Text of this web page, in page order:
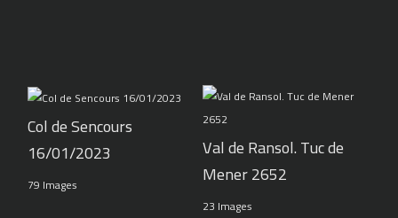
Col de Sencours
16/01/2023
79 Images
Val de Ransol. Tuc de
Mener 2652
23 Images